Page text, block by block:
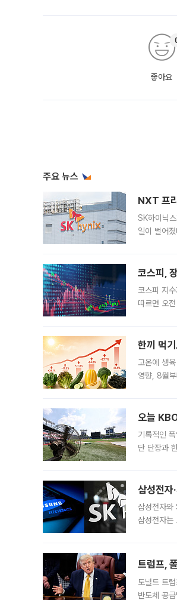
좋아요
주요 뉴스
NXT 프
SK하이닉
일이 벌어
코스피,
코스피 지
따르면 오
한끼 먹
고온에 생
영향, 8월
오늘
기록적인
단 단장과
삼성전자
삼성전자와 SK
삼성전자는
트럼프,
도널드 트
반도체 공